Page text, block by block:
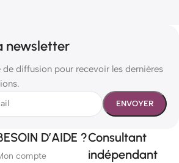
newsletter
de diffusion pour recevoir les dernières
D’AIDE ?
compte
Consultant
indépendant